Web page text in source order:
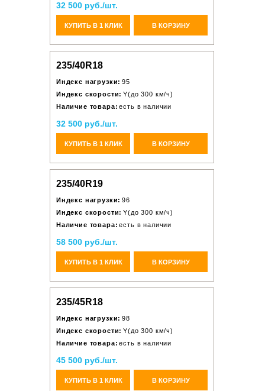
32 500 руб./шт.
КУПИТЬ В 1 КЛИК В КОРЗИНУ
235/40R18
Индекс нагрузки: 95
Индекс скорости: Y(до 300 км/ч)
Наличие товара: есть в наличии
32 500 руб./шт.
КУПИТЬ В 1 КЛИК В КОРЗИНУ
235/40R19
Индекс нагрузки: 96
Индекс скорости: Y(до 300 км/ч)
Наличие товара: есть в наличии
58 500 руб./шт.
КУПИТЬ В 1 КЛИК В КОРЗИНУ
235/45R18
Индекс нагрузки: 98
Индекс скорости: Y(до 300 км/ч)
Наличие товара: есть в наличии
45 500 руб./шт.
КУПИТЬ В 1 КЛИК В КОРЗИНУ